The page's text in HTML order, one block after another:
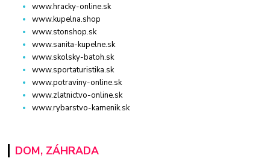
www.hracky-online.sk
www.kupelna.shop
www.stonshop.sk
www.sanita-kupelne.sk
www.skolsky-batoh.sk
www.sportaturistika.sk
www.potraviny-online.sk
www.zlatnictvo-online.sk
www.rybarstvo-kamenik.sk
DOM, ZÁHRADA